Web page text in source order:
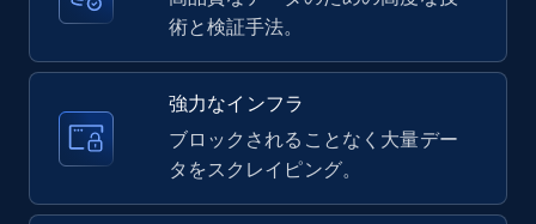
ID, User posted, Name, Description, Date
10.3K+ 1.2K+
術と検証手法。
強力なインフラ
ブロックされることなく大量デー
タをスクレイピング。